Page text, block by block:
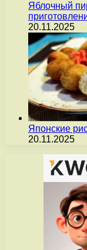
Яблочный
20.11.2025
Японские
20.11.2025